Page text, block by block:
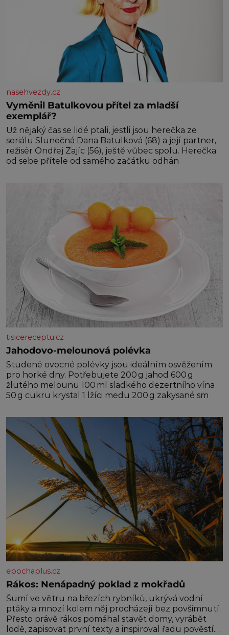
nasehvezdy.cz
Vyměnil Batulkovou přítel za mladší
exemplář?
Už nějaký čas se lidé ptali, jestli jsou herečka ze
seriálu Slunečná Dana Batulková (68) a její partner,
režisér Ondřej Zajíc (56), ještě vůbec spolu. Herečka
od sebe přítele od samého začátku odhán
tisicereceptu.cz
Jahodovo-melounová polévka
Studené ovocné polévky jsou ideálním osvěžením
pro horké dny. Potřebujete 200 g jahod 600 g
žlutého melounu 100 ml sladkého dezertního vína
50 g cukru krystal 1 lžíci medu 200 g zakysané sm
epochaplus.cz
Rákos: Nenápadný poklad z mokřadů
Šumí ve větru na březích rybníků, ukrývá vodní
ptáky a mnozí kolem něj procházejí bez povšimnutí.
Přesto právě rákos pomáhal stavět domy, vyrábět
lodě, zapisovat první texty a inspiroval řadu pověstí.